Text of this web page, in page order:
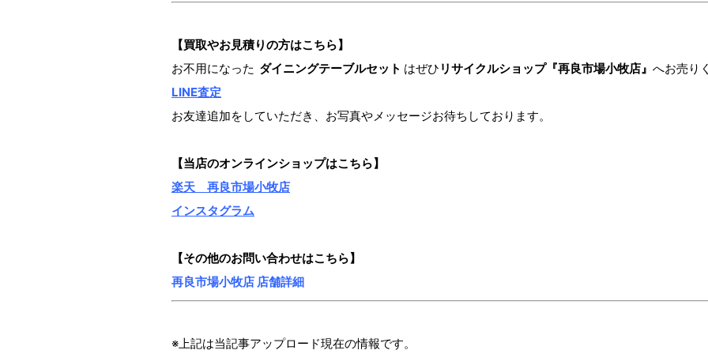
【買取やお見積りの方はこちら】
お不用になった ダイニングテーブルセット はぜひ リサイクルショップ『再良市場小牧店』 へお売り
LINE査定
お友達追加をしていただき、お写真やメッセージお待ちしております。
【当店のオンラインショップはこちら】
楽天 再良市場小牧店
インスタグラム
【その他のお問い合わせはこちら】
再良市場小牧店 店舗詳細
※上記は当記事アップロード現在の情報です。